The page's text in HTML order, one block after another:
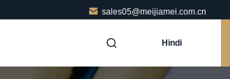
sales05@meijiamei.com.cn
Hindi